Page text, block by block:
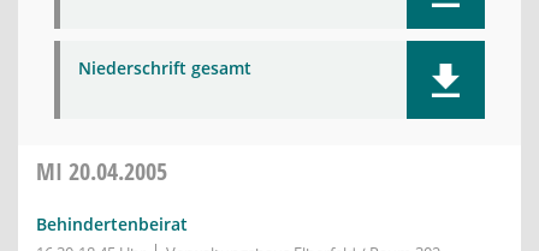
Niederschrift gesamt
MI 20.04.2005
Behindertenbeirat